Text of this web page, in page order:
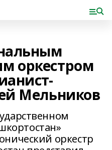
оркестром
Мельников
оркестр